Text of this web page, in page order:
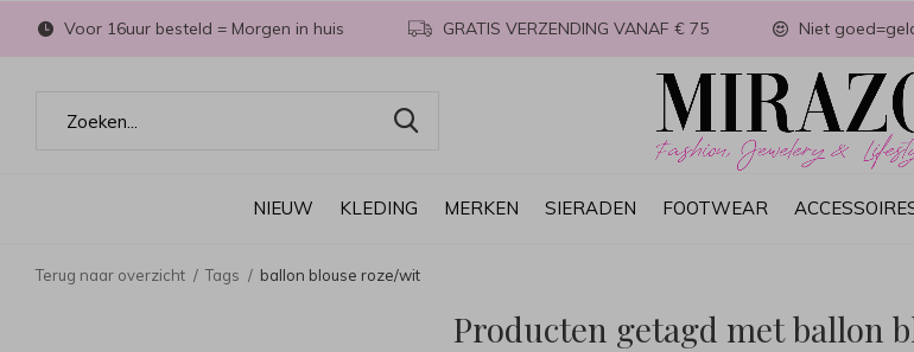
NIEUW KLEDING MERKEN SIERADEN FOOTWEAR
Voor 16uur besteld = Morgen in huis GRATIS VERZENDING VANAF € 75 Niet
Terug naar overzicht Tags ballon blouse roze/wit
Producten getagd met ballon